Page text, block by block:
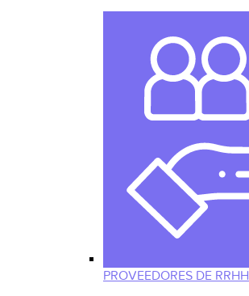
PROVEEDORES DE RRHH